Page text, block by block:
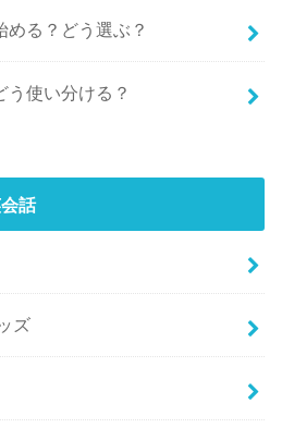
める？どう選ぶ？
う使い分ける？
話
ズ